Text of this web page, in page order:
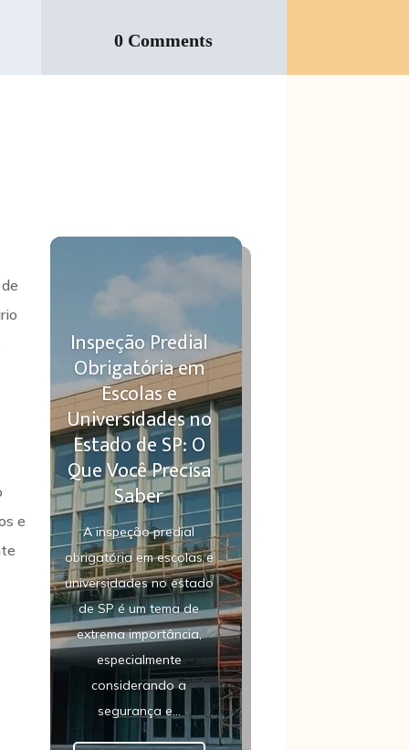
0 Comments
e
Inspeção Predial
Obrigatória em
Escolas e
Universidades no
Estado de SP: O
Que Você Precisa
Saber
A inspeção predial
obrigatória em escolas e
universidades no estado
de SP é um tema de
extrema importância,
especialmente
considerando a
segurança e...